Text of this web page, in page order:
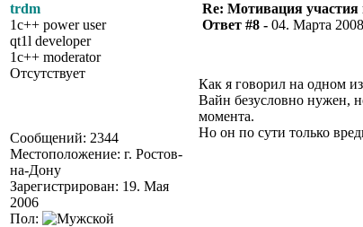
trdm
1c++ power user
qt1l developer
1c++ moderator
Отсутствует
Сообщений: 2344
Местоположение: г. Ростов-
на-Дону
Зарегистрирован: 19. Мая
2006
Пол:
Re: Мотивация участия
Ответ #8 - 04. Марта
Как я говорил на одном
Вайн безусловно нужен,
момента.
Но он по сути только